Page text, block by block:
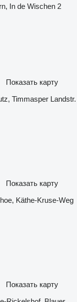
In de Wischen 2
Показать карту
Timmasper Landstr.
Показать карту
Käthe-Kruse-Weg
Показать карту